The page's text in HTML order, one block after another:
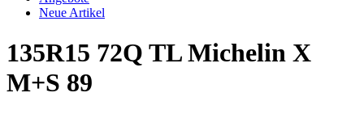
Neue Artikel
135R15 72Q TL Michelin X
M+S 89